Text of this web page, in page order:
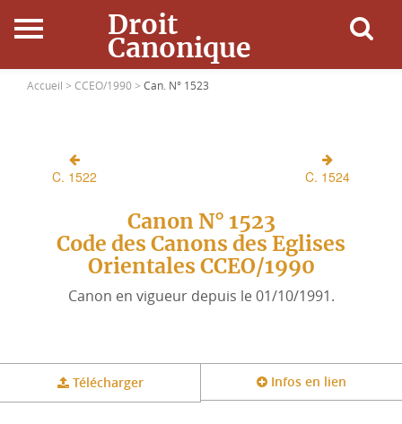
Droit
Canonique
Accueil
Ressources
Connexion
Accueil > CCEO/1990 > Can. N° 1523
C. 1522 C. 1524
Canon N° 1523
Code des Canons des Eglises
Orientales CCEO/1990
Canon en vigueur depuis le 01/10/1991.
Télécharger Infos en lien